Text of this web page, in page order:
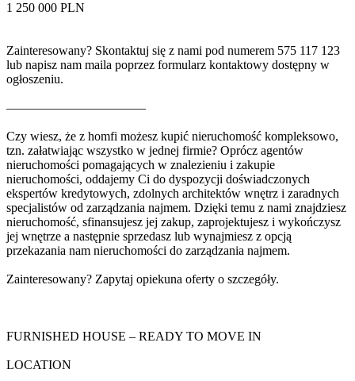
1 250 000 PLN
Zainteresowany? Skontaktuj się z nami pod numerem 575 117 123
lub napisz nam maila poprzez formularz kontaktowy dostępny w
ogłoszeniu.
———————————
Czy wiesz, że z homfi możesz kupić nieruchomość kompleksowo,
tzn. załatwiając wszystko w jednej firmie? Oprócz agentów
nieruchomości pomagających w znalezieniu i zakupie
nieruchomości, oddajemy Ci do dyspozycji doświadczonych
ekspertów kredytowych, zdolnych architektów wnętrz i zaradnych
specjalistów od zarządzania najmem. Dzięki temu z nami znajdziesz
nieruchomość, sfinansujesz jej zakup, zaprojektujesz i wykończysz
jej wnętrze a następnie sprzedasz lub wynajmiesz z opcją
przekazania nam nieruchomości do zarządzania najmem.
Zainteresowany? Zapytaj opiekuna oferty o szczegóły.
FURNISHED HOUSE – READY TO MOVE IN
LOCATION